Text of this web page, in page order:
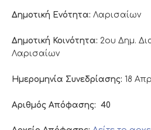
Δημοτική Ενότητα: Λαρισαίων
Δημοτική Κοινότητα: 2ου Δημ.
Λαρισαίων
Ημερομηνία Συνεδρίασης: 18
Αριθμός Απόφασης: 40